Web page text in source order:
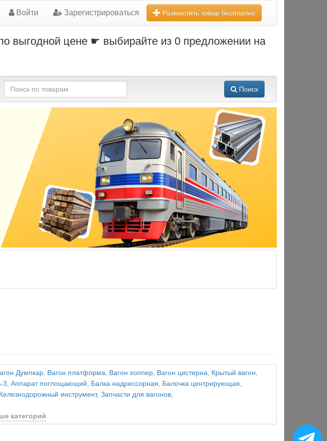
Войти Зарегистрироваться Разместить товар бесплатно
выгодной цене ☛ выбирайте из 0 предложении на
Поиск
Думпкар, Вагон платформа, Вагон хоппер, Вагон цистерна, Крытый вагон,
3, Аппарат поглощающий, Балка надрессорная, Балочка центрирующая,
инструмент, Запчасти для вагонов,
категорий